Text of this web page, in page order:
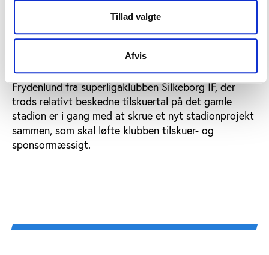
Tillad valgte
Afvis
sportmarketingagentur UFA Sports, der ligeledes
holder oplæg på konferencen med konkrete
eksempler på, hvordan kommuner kan få mere ud af
relationen til den lokale klub. Endelig får
stadionsporet besøg af kommunikationschef Niels
Frydenlund fra superligaklubben Silkeborg IF, der
trods relativt beskedne tilskuertal på det gamle
stadion er i gang med at skrue et nyt stadionprojekt
sammen, som skal løfte klubben tilskuer- og
sponsormæssigt.